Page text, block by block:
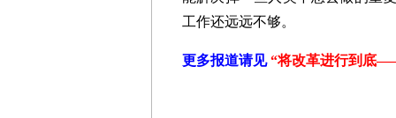
工作还远远不够。
更多报道请见 “将改革进行到底